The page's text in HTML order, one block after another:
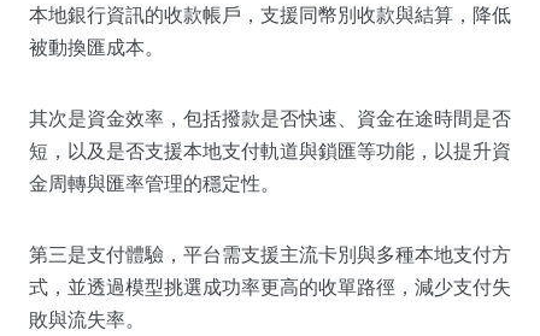
本地銀行資訊的收款帳戶，支援同幣別收款與結算，降低
被動換匯成本。
其次是資金效率，包括撥款是否快速、資金在途時間是否
短，以及是否支援本地支付軌道與鎖匯等功能，以提升資
金周轉與匯率管理的穩定性。
第三是支付體驗，平台需支援主流卡別與多種本地支付方
式，並透過模型挑選成功率更高的收單路徑，減少支付失
敗與流失率。